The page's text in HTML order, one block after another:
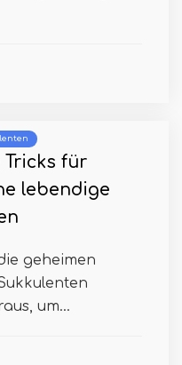
Tricks für
lebendige
geheimen
um...